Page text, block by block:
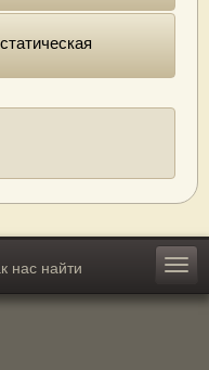
нас найти